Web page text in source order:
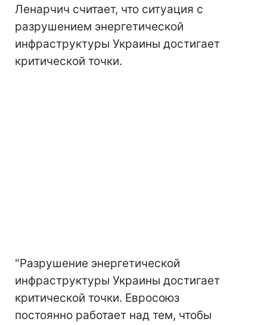
Ленарчич считает, что ситуация с
разрушением энергетической
инфраструктуры Украины достигает
критической точки.
"Разрушение энергетической
инфраструктуры Украины достигает
критической точки. Евросоюз
постоянно работает над тем, чтобы